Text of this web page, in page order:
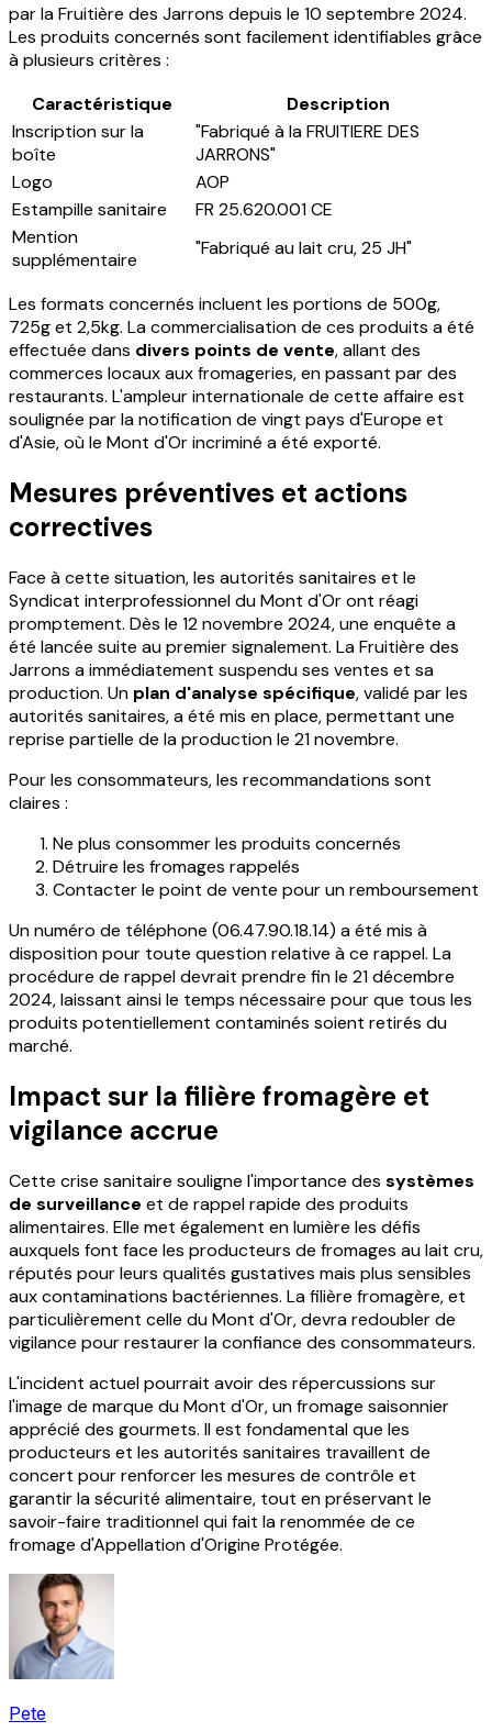
par la Fruitière des Jarrons depuis le 10 septembre 2024.
Les produits concernés sont facilement identifiables grâce
à plusieurs critères :
Caractéristique
Description
Inscription sur la
boîte
"Fabriqué à la FRUITIERE DES
JARRONS"
Logo
AOP
Estampille sanitaire
FR 25.620.001 CE
Mention
supplémentaire
"Fabriqué au lait cru, 25 JH"
Les formats concernés incluent les portions de 500g,
725g et 2,5kg. La commercialisation de ces produits a été
effectuée dans divers points de vente, allant des
commerces locaux aux fromageries, en passant par des
restaurants. L'ampleur internationale de cette affaire est
soulignée par la notification de vingt pays d'Europe et
d'Asie, où le Mont d'Or incriminé a été exporté.
Mesures préventives et actions
correctives
Face à cette situation, les autorités sanitaires et le
Syndicat interprofessionnel du Mont d'Or ont réagi
promptement. Dès le 12 novembre 2024, une enquête a
été lancée suite au premier signalement. La Fruitière des
Jarrons a immédiatement suspendu ses ventes et sa
production. Un plan d'analyse spécifique, validé par les
autorités sanitaires, a été mis en place, permettant une
reprise partielle de la production le 21 novembre.
Pour les consommateurs, les recommandations sont
claires :
Ne plus consommer les produits concernés
Détruire les fromages rappelés
Contacter le point de vente pour un remboursement
Un numéro de téléphone (06.47.90.18.14) a été mis à
disposition pour toute question relative à ce rappel. La
procédure de rappel devrait prendre fin le 21 décembre
2024, laissant ainsi le temps nécessaire pour que tous les
produits potentiellement contaminés soient retirés du
marché.
Impact sur la filière fromagère et
vigilance accrue
Cette crise sanitaire souligne l'importance des systèmes
de surveillance et de rappel rapide des produits
alimentaires. Elle met également en lumière les défis
auxquels font face les producteurs de fromages au lait cru,
réputés pour leurs qualités gustatives mais plus sensibles
aux contaminations bactériennes. La filière fromagère, et
particulièrement celle du Mont d'Or, devra redoubler de
vigilance pour restaurer la confiance des consommateurs.
L'incident actuel pourrait avoir des répercussions sur
l'image de marque du Mont d'Or, un fromage saisonnier
apprécié des gourmets. Il est fondamental que les
producteurs et les autorités sanitaires travaillent de
concert pour renforcer les mesures de contrôle et
garantir la sécurité alimentaire, tout en préservant le
savoir-faire traditionnel qui fait la renommée de ce
fromage d'Appellation d'Origine Protégée.
Pete